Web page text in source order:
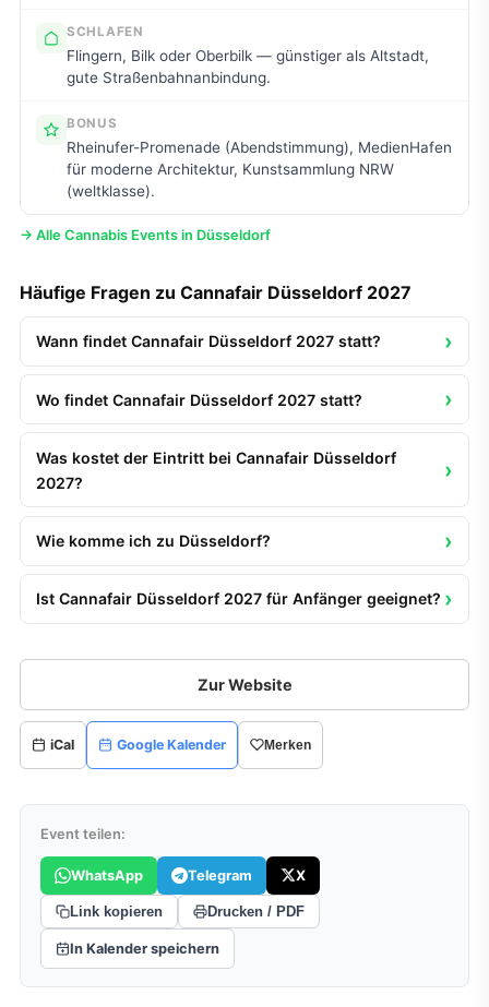
SCHLAFEN
Flingern, Bilk oder Oberbilk — günstiger als Altstadt,
gute Straßenbahnanbindung.
BONUS
Rheinufer-Promenade (Abendstimmung), MedienHafen
für moderne Architektur, Kunstsammlung NRW
(weltklasse).
→ Alle Cannabis Events in Düsseldorf
Häufige Fragen zu Cannafair Düsseldorf 2027
Wann findet Cannafair Düsseldorf 2027 statt?
Wo findet Cannafair Düsseldorf 2027 statt?
Was kostet der Eintritt bei Cannafair Düsseldorf
2027?
Wie komme ich zu Düsseldorf?
Ist Cannafair Düsseldorf 2027 für Anfänger geeignet?
Zur Website
iCal Google Kalender Merken
Event teilen:
WhatsApp Telegram X
Link kopieren Drucken / PDF
In Kalender speichern